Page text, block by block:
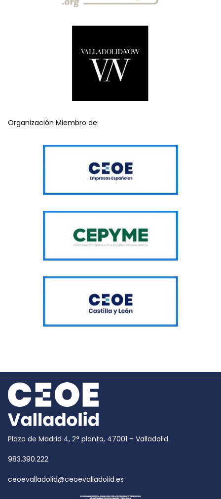
Organización Miembro de:
Plaza de Madrid 4, 2ª planta, 47001 – Valladolid
983.390.222
ceoevalladolid@ceoevalladolid.es